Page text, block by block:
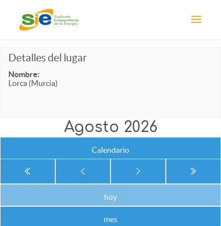
Detalles del lugar
Nombre:
Lorca (Murcia)
Agosto 2026
Calendario
hoy
mes